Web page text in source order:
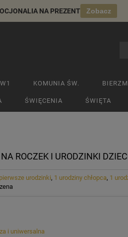
NA PREZENT Zobacz
KOMUNIA ŚW.
ŚWIĘCENIA ŚWIĘTA
ROCZEK I URODZINKI
pierwsze urodzinki, 1 urodziny chłopca, 1
i uniwersalna